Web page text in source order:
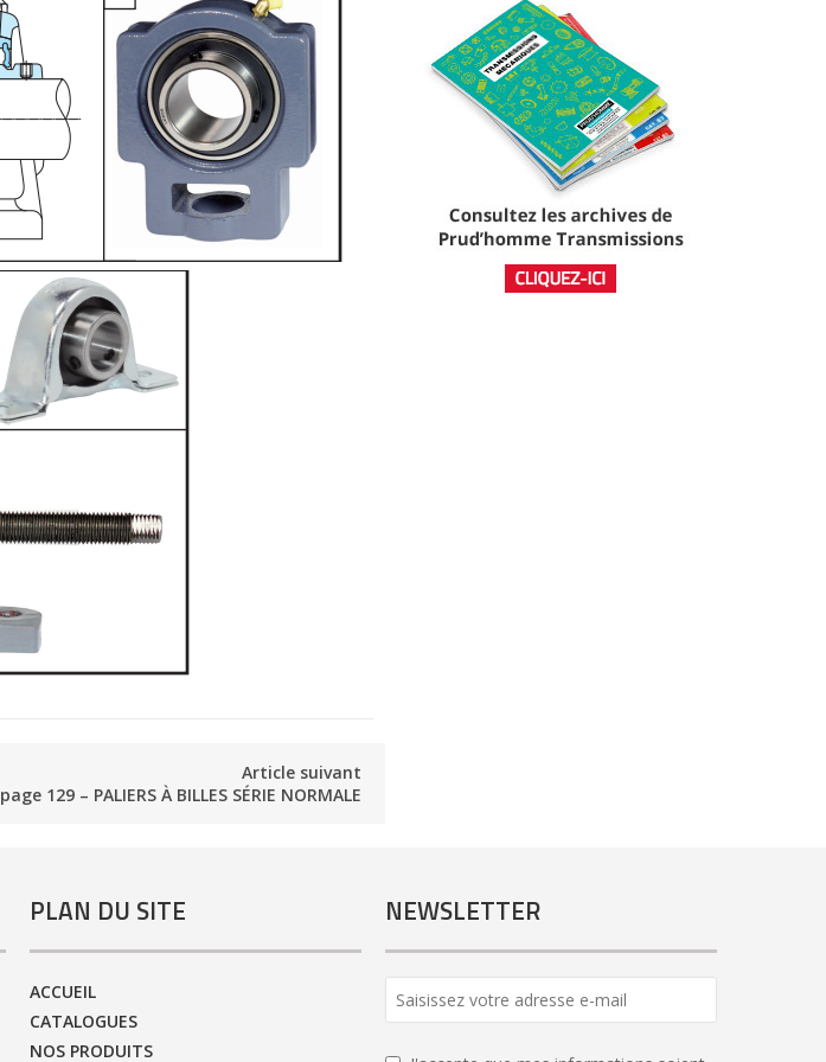
Article suivant
page 129 – PALIERS À BILLES SÉRIE NORMALE
PLAN DU SITE
ACCUEIL
CATALOGUES
NOS PRODUITS
NEWSLETTER